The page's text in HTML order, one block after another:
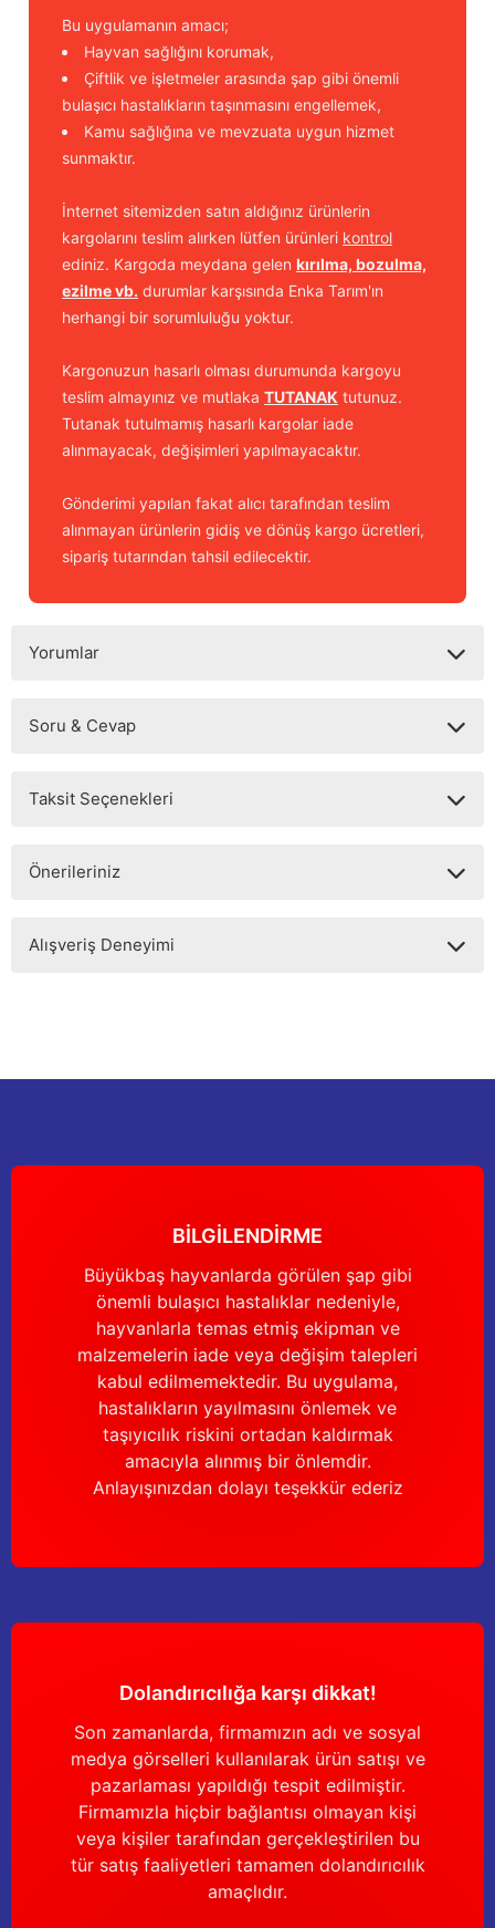
Bu uygulamanın amacı;
Hayvan sağlığını korumak,
Çiftlik ve işletmeler arasında şap gibi önemli
bulaşıcı hastalıkların taşınmasını engellemek,
Kamu sağlığına ve mevzuata uygun hizmet
sunmaktır.
İnternet sitemizden satın aldığınız ürünlerin
kargolarını teslim alırken lütfen ürünleri kontrol
ediniz. Kargoda meydana gelen kırılma, bozulma,
ezilme vb. durumlar karşısında Enka Tarım'ın
herhangi bir sorumluluğu yoktur.
Kargonuzun hasarlı olması durumunda kargoyu
teslim almayınız ve mutlaka TUTANAK tutunuz.
Tutanak tutulmamış hasarlı kargolar iade
alınmayacak, değişimleri yapılmayacaktır.
Gönderimi yapılan fakat alıcı tarafından teslim
alınmayan ürünlerin gidiş ve dönüş kargo ücretleri,
sipariş tutarından tahsil edilecektir.
Yorumlar
Soru & Cevap
Taksit Seçenekleri
Önerileriniz
konularda yetersiz gördüğünüz noktaları öneri formunu
Bu ürüne benzer farklı alternatifler olmalı.
Gönder
Alışveriş Deneyimi
BİLGİLENDİRME
Büyükbaş hayvanlarda görülen şap gibi
önemli bulaşıcı hastalıklar nedeniyle,
hayvanlarla temas etmiş ekipman ve
malzemelerin iade veya değişim talepleri
kabul edilmemektedir. Bu uygulama,
hastalıkların yayılmasını önlemek ve
taşıyıcılık riskini ortadan kaldırmak
amacıyla alınmış bir önlemdir.
Anlayışınızdan dolayı teşekkür ederiz
Dolandırıcılığa karşı dikkat!
Son zamanlarda, firmamızın adı ve sosyal
medya görselleri kullanılarak ürün satışı ve
pazarlaması yapıldığı tespit edilmiştir.
Firmamızla hiçbir bağlantısı olmayan kişi
veya kişiler tarafından gerçekleştirilen bu
tür satış faaliyetleri tamamen dolandırıcılık
amaçlıdır.